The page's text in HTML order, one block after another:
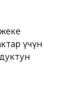
​​үчүн